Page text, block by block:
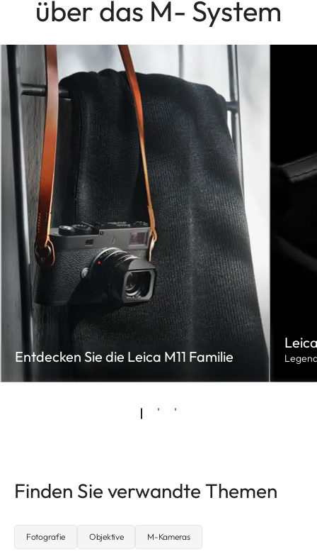
über das M- System
Entdecken Sie die Leica M11 Familie
Finden Sie verwandte Themen
Fotografie Objektive M-Kameras